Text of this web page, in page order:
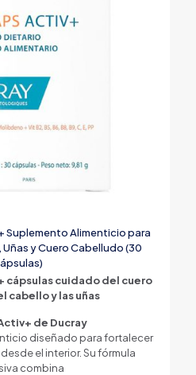
Suplemento Alimenticio para
y Cuero Cabelludo (30
cápsulas cuidado del cuero
cabello y las uñas
de Ducray
diseñado para fortalecer
el interior. Su fórmula
combina